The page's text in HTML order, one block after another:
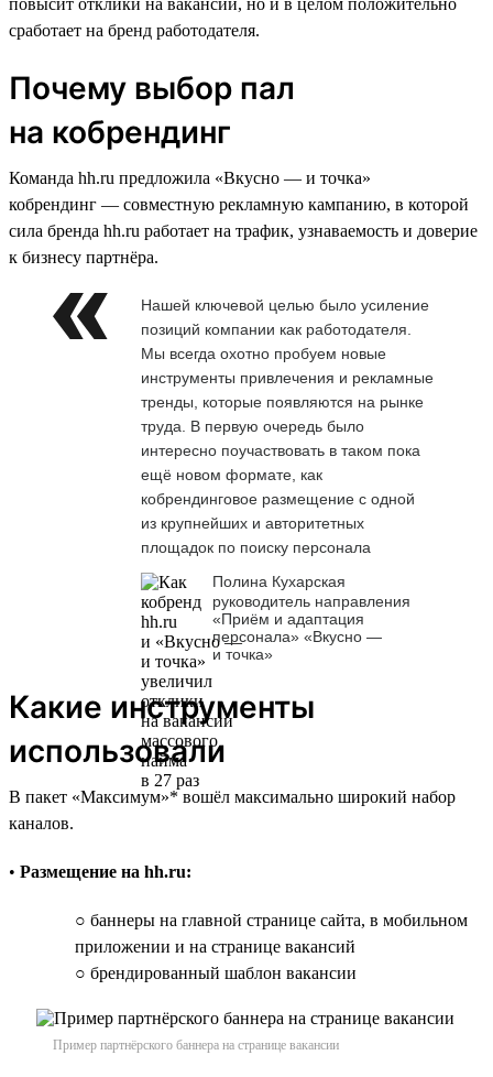
сработает на бренд работодателя.
Почему выбор пал
на кобрендинг
Команда hh.ru предложила «Вкусно — и точка»
кобрендинг — совместную рекламную кампанию, в которой
сила бренда hh.ru работает на трафик, узнаваемость и доверие
к бизнесу партнёра.
Нашей ключевой целью было усиление
позиций компании как работодателя.
Мы всегда охотно пробуем новые
инструменты привлечения и рекламные
тренды, которые появляются на рынке
труда. В первую очередь было
интересно поучаствовать в таком пока
ещё новом формате, как
кобрендинговое размещение с одной
из крупнейших и авторитетных
площадок по поиску персонала
Полина Кухарская
руководитель направления
«Приём и адаптация
персонала» «Вкусно —
и точка»
Какие инструменты
использовали
В пакет «Максимум»* вошёл максимально широкий набор
каналов.
• Размещение на hh.ru:
○ баннеры на главной странице сайта, в мобильном
приложении и на странице вакансий
○ брендированный шаблон вакансии
Пример партнёрского баннера на странице вакансии